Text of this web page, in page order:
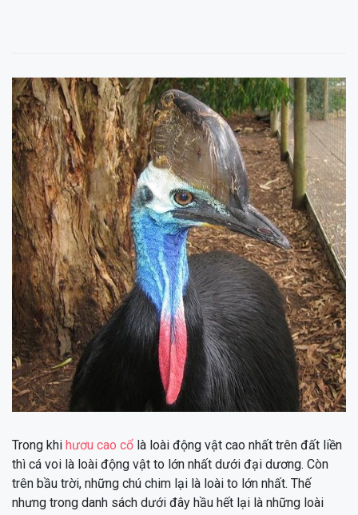
Trong khi hươu cao cổ là loài động vật cao nhất trên đất liền
thì cá voi là loài động vật to lớn nhất dưới đại dương. Còn
trên bầu trời, những chú chim lại là loài to lớn nhất. Thế
nhưng trong danh sách dưới đây hầu hết lại là những loài